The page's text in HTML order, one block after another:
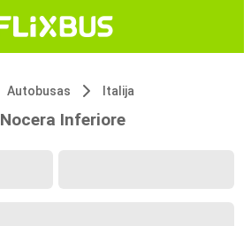
Autobusas Italija
Inferiore